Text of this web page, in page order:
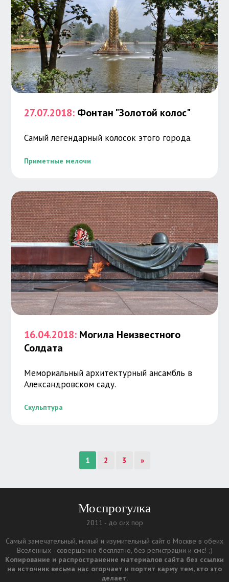
27.07.2018: Фонтан "Золотой колос"
Самый легендарный колосок этого города.
Приметные мелочи
16.04.2018: Могила Неизвестного
Солдата
Мемориальный архитектурный ансамбль в
Александровском саду.
Скульптура
1 2 3 »
Моспрогулка
2011 - до сих пор
Самый замечательный, милый и изумительный сайт о Москве в обеих
Вселенных - совершенно бесплатно, без регистрации и смс! ;)
Копирование и распространение материалов сайта без ссылки
на источник весьма нас огорчает и портит карму тем, кто это
делает.